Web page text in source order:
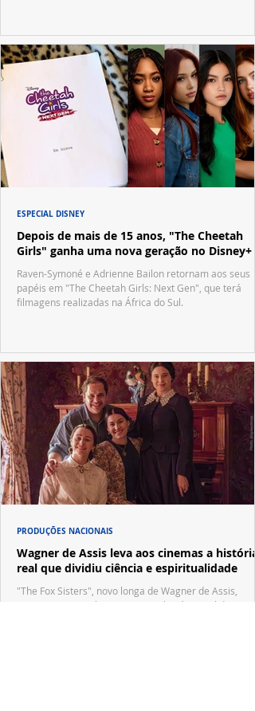
Depois de mais de 15 anos, "The Cheetah
Girls" ganha uma nova geração no Disney+
Raven-Symoné e Adrienne Bailon retornam aos seus
papéis em "The Cheetah Girls: Next Gen", que terá
filmagens realizadas na África do Sul.
ESPECIAL DISNEY
Wagner de Assis leva aos cinemas a história
real que dividiu ciência e espiritualidade
"The Fox Sisters", novo longa de Wagner de Assis,
estreia em setembro e revisita a história real das
PRODUÇÕES NACIONAIS